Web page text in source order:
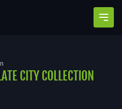
CITY COLLECTION